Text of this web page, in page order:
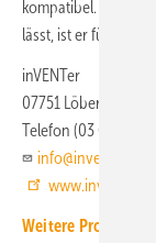
kompatibel. Da sich
lässt, ist er für den
inVENTer
07751 Löberschütz
Telefon (03 64 27) 21
info@inventer.de
www.inventer.de
Weitere Produkt-